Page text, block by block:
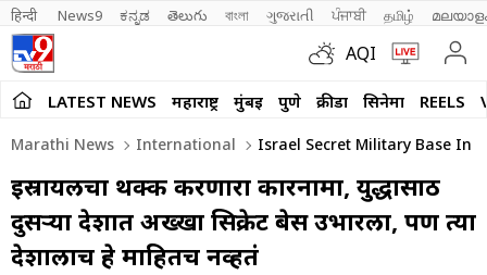
हिन्दी News9 ಕನ್ನಡ తెలుగు বাংলা ગુજરાતી ਪੰਜਾਬੀ தமிழ்
AQI
LATEST NEWS महाराष्ट्र मुंबई पुणे क्रीडा सिनेमा REELS
Marathi News International Israel Secret Military Base In
इस्रायलचा थक्क करणारा कारनामा, युद्धासाठी
दुसऱ्या देशात अख्खा सिक्रेट बेस उभारला, पण त्या
देशालाच हे माहितच नव्हतं